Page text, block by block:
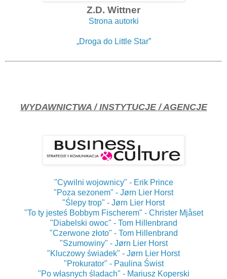
Z.D. Wittner
Strona autorki
„Droga do Little Star”
WYDAWNICTWA / INSTYTUCJE / AGENCJE
"Cywilni wojownicy" - Erik Prince
"Poza sezonem" - Jørn Lier Horst
"Ślepy trop" - Jørn Lier Horst
"To ty jesteś Bobbym Fischerem" - Christer Mjåset
"Diabelski owoc" - Tom Hillenbrand
"Czerwone złoto" - Tom Hillenbrand
"Szumowiny" - Jørn Lier Horst
"Kluczowy świadek" - Jørn Lier Horst
"Prokurator" - Paulina Świst
"Po własnych śladach" - Mariusz Koperski